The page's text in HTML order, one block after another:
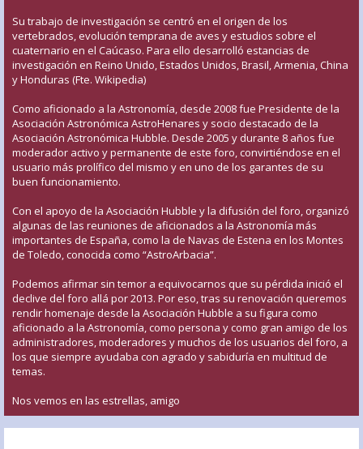
Su trabajo de investigación se centró en el origen de los
vertebrados, evolución temprana de aves y estudios sobre el
cuaternario en el Caúcaso. Para ello desarrolló estancias de
investigación en Reino Unido, Estados Unidos, Brasil, Armenia, China
y Honduras (Fte. Wikipedia)
Como aficionado a la Astronomía, desde 2008 fue Presidente de la
Asociación Astronómica AstroHenares y socio destacado de la
Asociación Astronómica Hubble. Desde 2005 y durante 8 años fue
moderador activo y permanente de este foro, convirtiéndose en el
usuario más prolífico del mismo y en uno de los garantes de su
buen funcionamiento.
Con el apoyo de la Asociación Hubble y la difusión del foro, organizó
algunas de las reuniones de aficionados a la Astronomía más
importantes de España, como la de Navas de Estena en los Montes
de Toledo, conocida como “AstroArbacia”.
Podemos afirmar sin temor a equivocarnos que su pérdida inició el
declive del foro allá por 2013. Por eso, tras su renovación queremos
rendir homenaje desde la Asociación Hubble a su figura como
aficionado a la Astronomía, como persona y como gran amigo de los
administradores, moderadores y muchos de los usuarios del foro, a
los que siempre ayudaba con agrado y sabiduría en multitud de
temas.
Nos vemos en las estrellas, amigo